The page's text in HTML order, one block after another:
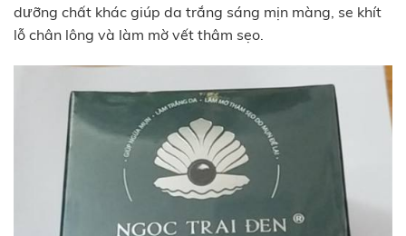
dưỡng chất khác giúp da trắng sáng mịn màng, se khít
lỗ chân lông và làm mờ vết thâm sẹo.